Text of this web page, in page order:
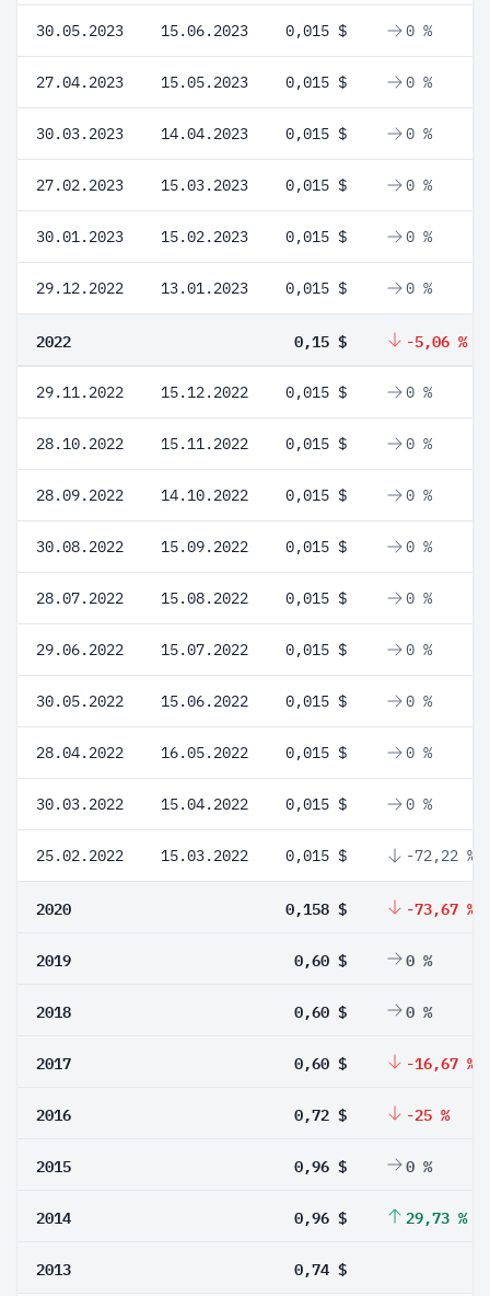
30.05.2023 15.06.2023 0,015 $ 0 %
27.04.2023 15.05.2023 0,015 $ 0 %
30.03.2023 14.04.2023 0,015 $ 0 %
27.02.2023 15.03.2023 0,015 $ 0 %
30.01.2023 15.02.2023 0,015 $ 0 %
29.12.2022 13.01.2023 0,015 $ 0 %
2022 0,15 $ -5,06 %
29.11.2022 15.12.2022 0,015 $ 0 %
28.10.2022 15.11.2022 0,015 $ 0 %
28.09.2022 14.10.2022 0,015 $ 0 %
30.08.2022 15.09.2022 0,015 $ 0 %
28.07.2022 15.08.2022 0,015 $ 0 %
29.06.2022 15.07.2022 0,015 $ 0 %
30.05.2022 15.06.2022 0,015 $ 0 %
28.04.2022 16.05.2022 0,015 $ 0 %
30.03.2022 15.04.2022 0,015 $ 0 %
25.02.2022 15.03.2022 0,015 $ -72,22 %
2020 0,158 $ -73,67 %
2019 0,60 $ 0 %
2018 0,60 $ 0 %
2017 0,60 $ -16,67 %
2016 0,72 $ -25 %
2015 0,96 $ 0 %
2014 0,96 $ 29,73 %
2013 0,74 $